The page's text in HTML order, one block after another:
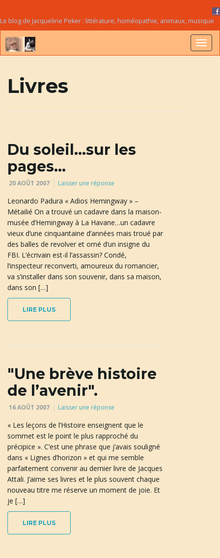
Le blog de Jacqueline Peker : littérature, homéopathie, animaux, musique
Livres
Du soleil…sur les
pages…
20 AOÛT 2007 Laisser une réponse
Leonardo Padura « Adios Hemingway » –
Métailié On a trouvé un cadavre dans la maison-
musée d’Hemingway à La Havane…un cadavre
vieux d’une cinquantaine d’années mais troué par
des balles de revolver et orné d’un insigne du
FBI. L’écrivain est-il l’assassin? Condé,
l’inspecteur reconverti, amoureux du romancier,
va s’installer dans son souvenir, dans sa maison,
dans son […]
LIRE PLUS
"Une brève histoire
de l’avenir".
16 AOÛT 2007 Laisser une réponse
« Les leçons de l’Histoire enseignent que le
sommet est le point le plus rapproché du
précipice ». C’est une phrase que j’avais souligné
dans « Lignes d’horizon » et qui me semble
parfaitement convenir au dernier livre de Jacques
Attali. J’aime ses livres et le plus souvent chaque
nouveau titre me réserve un moment de joie. Et
je […]
LIRE PLUS